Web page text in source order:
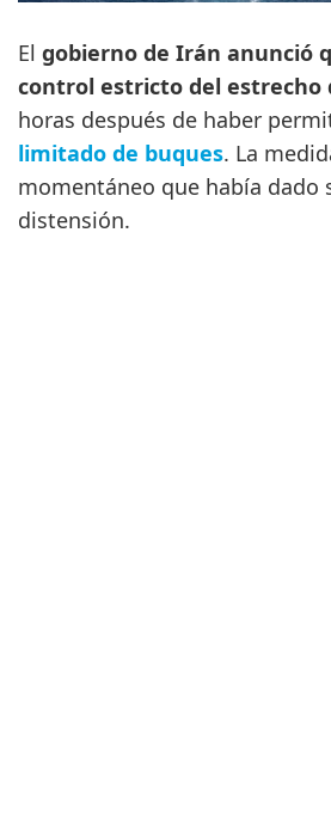
El gobierno de Irán anunció
control estricto del estrecho
horas después de haber
limitado de buques. La
momentáneo que había dado
distensión.